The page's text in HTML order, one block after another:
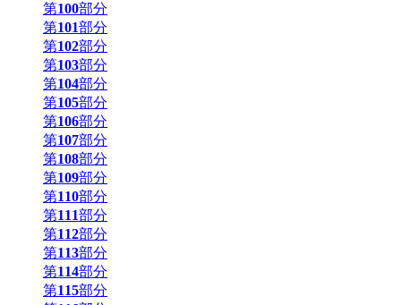
第100部分
第101部分
第102部分
第103部分
第104部分
第105部分
第106部分
第107部分
第108部分
第109部分
第110部分
第111部分
第112部分
第113部分
第114部分
第115部分